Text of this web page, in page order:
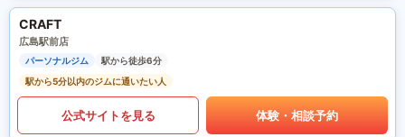
CRAFT
広島駅前店
パーソナルジム
駅から徒歩6分
駅から5分以内のジムに通いたい人
公式サイトを見る 体験・相談予約